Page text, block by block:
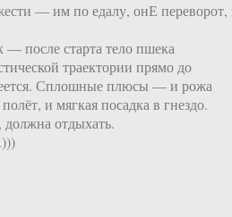
— им по едалу, онЕ переворот,
после старта тело пшека
траектории прямо до
Сплошные плюсы — и рожа
и мягкая посадка в гнездо.
должна отдыхать.